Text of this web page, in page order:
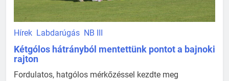
Hírek Labdarúgás NB III
Kétgólos hátrányból mentettünk pontot a bajnoki
rajton
Fordulatos, hatgólos mérkőzéssel kezdte meg